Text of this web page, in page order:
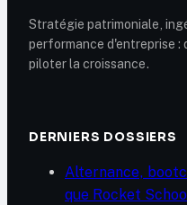
Stratégie patrimoniale,
performance d'entreprise :
piloter la croissance.
DERNIERS DOSSIERS
Alternance,
que Rocket